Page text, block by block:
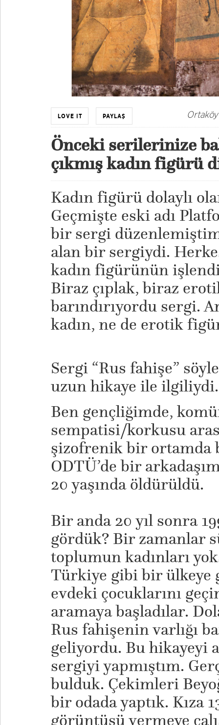
LOVE IT PAYLAŞ
Önceki serilerinize
çıkmış kadın figürü
Kadın figürü dolaylı
Geçmişte eski adı
bir sergi
alan bir sergiydi.
kadın figürünün
Biraz çıplak, biraz
barındırıyordu sergi.
kadın, ne de erotik
Sergi “Rus fahişe”
uzun hikaye ile ilgiliydi.
Ben gençliğimde,
sempatisi/korkusu
şizofrenik bir ortamda
ODTÜ’de bir
20 yaşında öldürüldü.
Bir anda 20 yıl sonra
gördük? Bir zamanlar
toplumun kadınları
Türkiye gibi bir ülkeye
evdeki çocuklarını
aramaya başladılar.
Rus fahişenin varlığı
geliyordu. Bu hikayeyi
sergiyi yapmıştım.
bulduk. Çekimleri
bir odada yaptık. Kıza
görüntüsü vermeye